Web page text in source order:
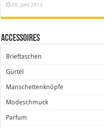
20. Juni 2013
Accessoires
Brieftaschen
Gürtel
Manschettenknöpfe
Modeschmuck
Parfum